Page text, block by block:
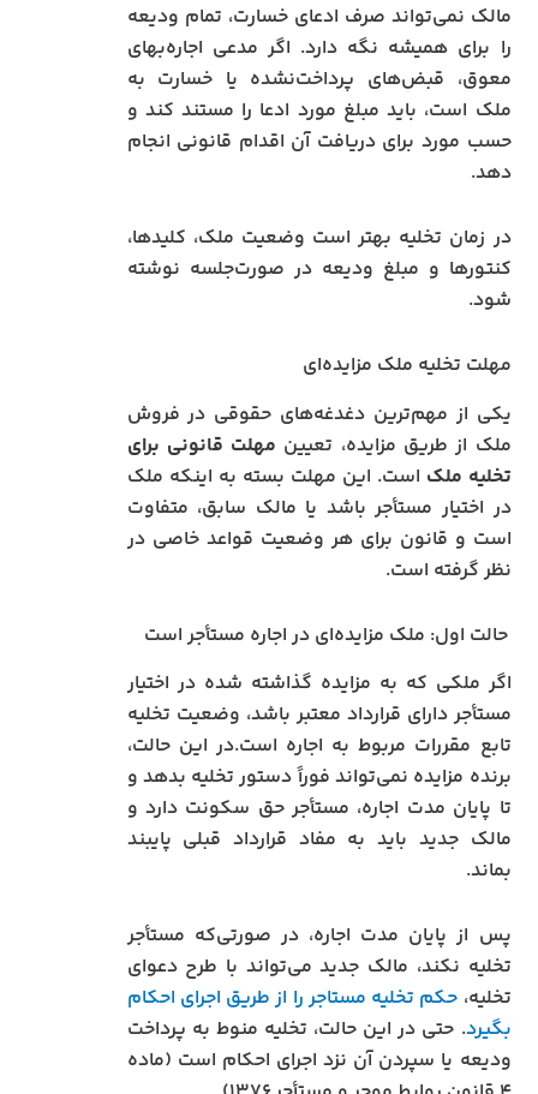
مالک نمی‌تواند صرف ادعای خسارت، تمام ودیعه
را برای همیشه نگه دارد. اگر مدعی اجاره‌بهای
معوق، قبض‌های پرداخت‌نشده یا خسارت به
ملک است، باید مبلغ مورد ادعا را مستند کند و
حسب مورد برای دریافت آن اقدام قانونی انجام
دهد.
در زمان تخلیه بهتر است وضعیت ملک، کلیدها،
کنتورها و مبلغ ودیعه در صورت‌جلسه نوشته
شود.
مهلت تخلیه ملک مزایده‌ای
یکی از مهم‌ترین دغدغه‌های حقوقی در فروش
ملک از طریق مزایده، تعیین مهلت قانونی برای
تخلیه ملک است. این مهلت بسته به اینکه ملک
در اختیار مستأجر باشد یا مالک سابق، متفاوت
است و قانون برای هر وضعیت قواعد خاصی در
نظر گرفته است.
حالت اول: ملک مزایده‌ای در اجاره مستأجر است
اگر ملکی که به مزایده گذاشته شده در اختیار
مستأجر دارای قرارداد معتبر باشد، وضعیت تخلیه
تابع مقررات مربوط به اجاره است.در این حالت،
برنده مزایده نمی‌تواند فوراً دستور تخلیه بدهد و
تا پایان مدت اجاره، مستأجر حق سکونت دارد و
مالک جدید باید به مفاد قرارداد قبلی پایبند
بماند.
پس از پایان مدت اجاره، در صورتی‌که مستأجر
تخلیه نکند، مالک جدید می‌تواند با طرح دعوای
تخلیه، حکم تخلیه مستاجر را از طریق اجرای احکام
بگیرد. حتی در این حالت، تخلیه منوط به پرداخت
ودیعه یا سپردن آن نزد اجرای احکام است (ماده